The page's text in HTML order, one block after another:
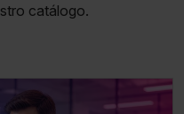
catálogo.